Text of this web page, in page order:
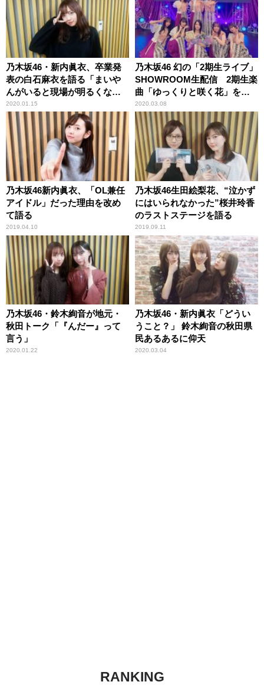
乃木坂46・新内眞衣、卒業発
表の白石麻衣を語る「まいや
んがいると現場が明るくな
る」
2020.01.15
乃木坂46 幻の「2期生ライブ」
SHOWROOM生配信 2期生楽
曲「ゆっくりと咲く花」を初
披露
2020.03.08
乃木坂46新内眞衣、「OL兼任
アイドル」だった理由を改め
て語る
2019.04.10
乃木坂46生田絵梨花、“泣かず
にはいられなかった”桜井玲香
のラストステージを語る
2019.09.11
乃木坂46・鈴木絢音が地元・
秋田トーク「『んだー』って
言う」
2020.01.22
乃木坂46・新内眞衣「どうい
うこと？」 鈴木絢音の秋田県
民あるあるに仰天
2020.03.04
RANKING